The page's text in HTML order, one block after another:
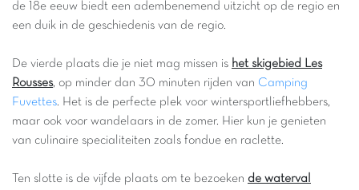
de 18e eeuw biedt een adembenemend uitzicht op de regio en
een duik in de geschiedenis van de regio.
De vierde plaats die je niet mag missen is het skigebied Les
Rousses, op minder dan 30 minuten rijden van Camping
Fuvettes. Het is de perfecte plek voor wintersportliefhebbers,
maar ook voor wandelaars in de zomer. Hier kun je genieten
van culinaire specialiteiten zoals fondue en raclette.
Ten slotte is de vijfde plaats om te bezoeken de waterval